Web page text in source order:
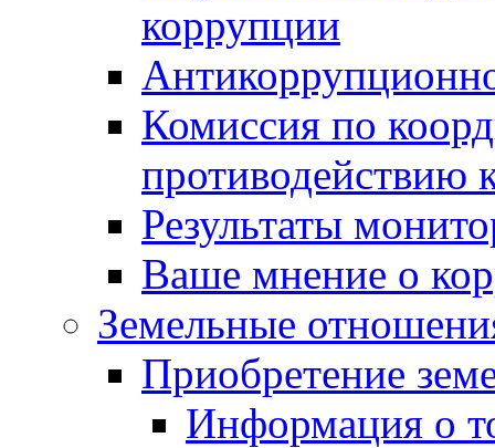
коррупции
Комиссия по
противодействию
Результаты
Ваше мнение о
Земельные
Приобретение
Информация о